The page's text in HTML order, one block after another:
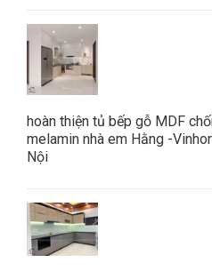
hoàn thiện tủ bếp gỗ MDF
melamin nhà em Hằng -
Nội